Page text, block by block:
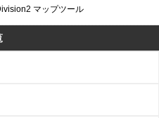
マップツール